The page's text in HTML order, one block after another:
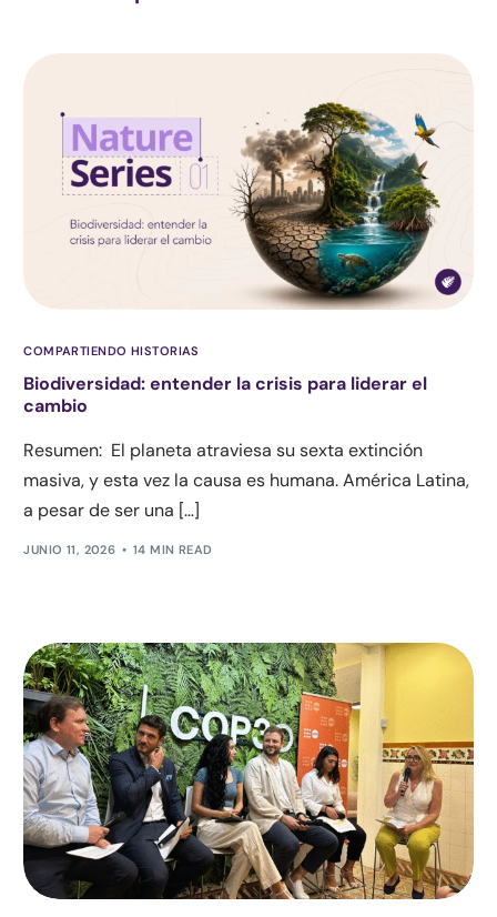
COMPARTIENDO HISTORIAS
Biodiversidad: entender la crisis para liderar el
cambio
Resumen: El planeta atraviesa su sexta extinción
masiva, y esta vez la causa es humana. América Latina,
a pesar de ser una […]
JUNIO 11, 2026 14 MIN READ